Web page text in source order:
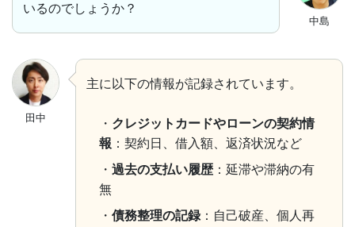
中島
いるのでしょうか？
田中
主に以下の情報が記録されています。
・ クレジットカードやローンの契約情
報 ：契約日、借入額、返済状況など
・ 過去の支払い履歴：延滞や滞納の有
無
・ 債務整理の記録：自己破産、個人再